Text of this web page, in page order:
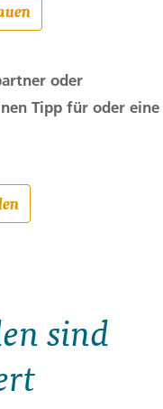
oder
Tipp für oder eine
sind